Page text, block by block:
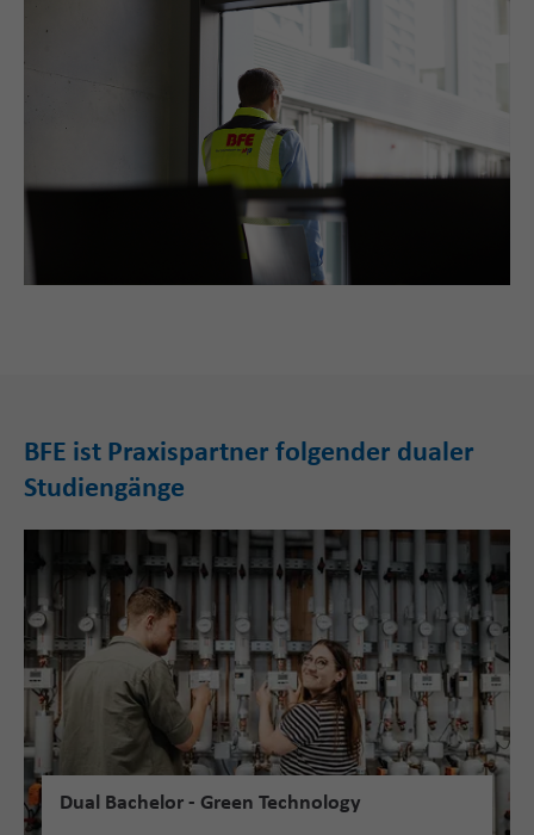
BFE ist Praxispartner folgender dualer
Studiengänge
Dual Bachelor - Green Technology